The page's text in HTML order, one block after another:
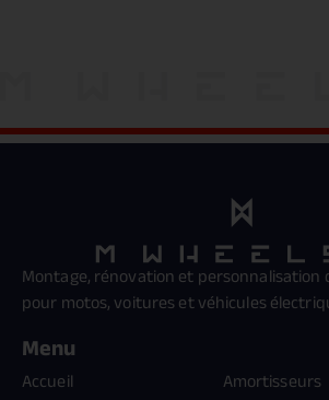
Montage, rénovation et personnalisation
pour motos, voitures et véhicules
Menu
Accueil
Amortisseurs